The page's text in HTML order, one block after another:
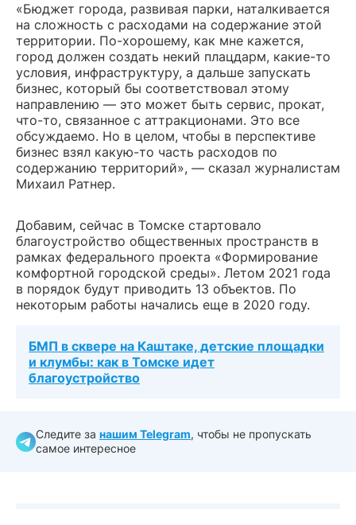
«Бюджет города, развивая парки, наталкивается
на сложность с расходами на содержание этой
территории. По-хорошему, как мне кажется,
город должен создать некий плацдарм, какие-то
условия, инфраструктуру, а дальше запускать
бизнес, который бы соответствовал этому
направлению — это может быть сервис, прокат,
что-то, связанное с аттракционами. Это все
обсуждаемо. Но в целом, чтобы в перспективе
бизнес взял какую-то часть расходов по
содержанию территорий», — сказал журналистам
Михаил Ратнер.
Добавим, сейчас в Томске стартовало
благоустройство общественных пространств в
рамках федерального проекта «Формирование
комфортной городской среды». Летом 2021 года
в порядок будут приводить 13 объектов. По
некоторым работы начались еще в 2020 году.
БМП в сквере на Каштаке, детские площадки
и клумбы: как в Томске идет
благоустройство
Следите за нашим Telegram, чтобы не пропускать
самое интересное